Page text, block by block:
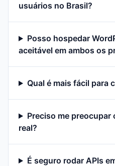
usuários no Brasil?
Posso hospedar
aceitável em ambos os
Qual é mais fácil para
Preciso me
real?
É seguro rodar APIs